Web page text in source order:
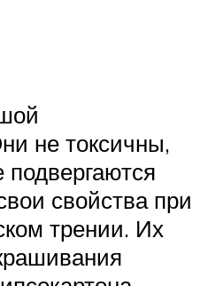
не токсичны,
свойства при
трении. Их